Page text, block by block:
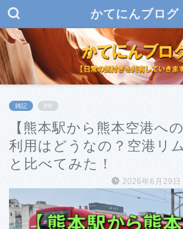
かてにんブログ
雑記 PR
【熊本駅から熊本空港へ
利用はどうなの？空港リ
と比べてみた！
2026年6月29日